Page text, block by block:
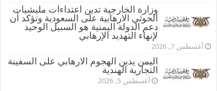
وزارة الخارجية تدين اعتداءات مليشيات
الحوثي الارهابية على السعودية وتؤكد أن
دعم الدولة اليمنية هو السبيل الوحيد
لإنهاء التهديد الإرهابي
أغسطس 7, 2026
اليمن يدين الهجوم الارهابي على السفينة
التجارية الهندية
أغسطس 5, 2026